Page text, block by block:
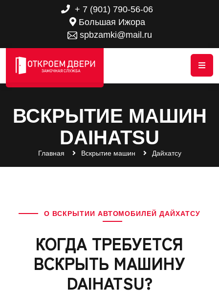
+ 7 (901) 790-56-06
Большая Ижора
spbzamki@mail.ru
ВСКРЫТИЕ МАШИН
DAIHATSU
Главная Вскрытие машин Дайхатсу
О ВСКРЫТИИ АВТОМОБИЛЕЙ ДАЙХАТСУ
КОГДА ТРЕБУЕТСЯ
ВСКРЫТЬ МАШИНУ
DAIHATSU?